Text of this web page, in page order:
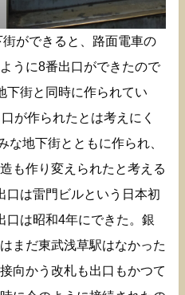
ができると、路面電車の
うに8番出口ができたので
下街と同時に作られてい
が作られたとは考えにく
な地下街とともに作られ、
も作り変えられたと考える
口は雷門ビルという日本初
口は昭和4年にできた。銀
まだ東武浅草駅はなかった
向かう改札も出口もかつて